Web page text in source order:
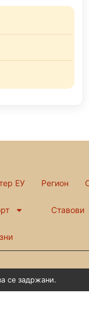
ЕУ Регион
Ставови
се задржани.